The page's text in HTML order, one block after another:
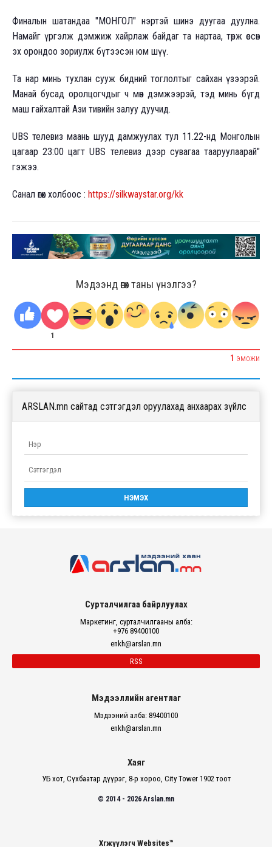
Финалын шатандаа "МОНГОЛ" нэртэй шинэ дуугаа дуулна.
Намайг үргэлж дэмжиж хайрлаж байдаг та нартаа, төрж өссөн
эх орондоо зориулж бүтээсэн юм шүү.
Та нар минь тухлан сууж бидний тоглолтыг сайхан үзээрэй.
Манай бусад оролцогчдыг ч мөн дэмжээрэй, тэд минь бүгд
маш гайхалтай Ази тивийн залуу дуучид.
UBS телевиз маань шууд дамжуулах тул 11.22-нд Монголын
цагаар 23:00 цагт UBS телевиз дээр сувагаа тааруулаарай"
гэжээ.
Санал өгөх холбоос : https://silkwaystar.org/kk
Мэдээнд өгөх таны үнэлгээ?
1
1 ЭМОЖИ
ARSLAN.mn сайтад сэтгэгдэл оруулахад анхаарах зүйлс
Сурталчилгаа байрлуулах
Маркетинг, сурталчилгааны алба:
+976 89400100
enkh@arslan.mn
RSS
Мэдээллийн агентлаг
Мэдээний алба: 89400100
enkh@arslan.mn
Хаяг
УБ хот, Сүхбаатар дүүрэг, 8-р хороо, City Tower 1902 тоот
© 2014 - 2026 Arslan.mn
Хөгжүүлэгч Websites™